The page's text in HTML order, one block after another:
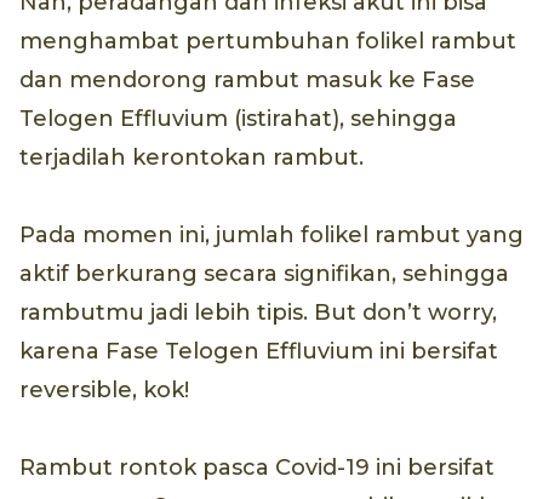
menghambat pertumbuhan folikel rambut
dan mendorong rambut masuk ke Fase
Telogen Effluvium (istirahat), sehingga
terjadilah kerontokan rambut.
Pada momen ini, jumlah folikel rambut yang
aktif berkurang secara signifikan, sehingga
rambutmu jadi lebih tipis. But don’t worry,
karena Fase Telogen Effluvium ini bersifat
reversible, kok!
Rambut rontok pasca Covid-19 ini bersifat